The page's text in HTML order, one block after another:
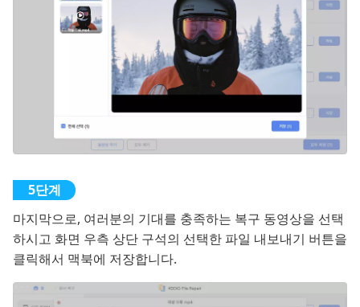
마지막으로, 여러분의 기대를 충족하는 복구 동영상을 선택
하시고 화면 우측 상단 구석의 선택한 파일 내보내기 버튼을
클릭해서 맥북에 저장합니다.